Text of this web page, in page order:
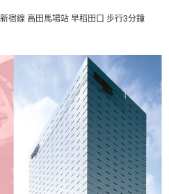
宿線 高田馬場站 早稻田口 步行3分鐘